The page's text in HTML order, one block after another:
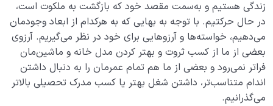
سنّت‌های الهی 0/20
مرگ یا تولد؟ 0/13
دنیا؛ باشگاه انسان‌سازی 0/8
چگونه انسان شویم؟
زندگی هستیم و به‌سمت مقصد خود که بازگشت به ملکوت است،
در حال حرکتیم. با توجه به بهایی که به هرکدام از ابعاد وجودمان
می‌دهیم، خواسته‌ها و آرزوهایی برای خود در نظر می‌گیریم. آرزوی
بعضی از ما از کسب ثروت و بهتر کردن مدل خانه و ماشین‌مان
فراتر نمی‌رود و بعضی از ما هم تمام عمرمان را به دنبال داشتن
اندام متناسب‌تر، داشتن شغل بهتر یا کسب مدرک تحصیلی بالاتر
می‌گذرانیم.